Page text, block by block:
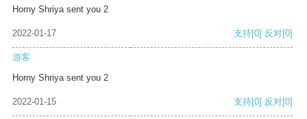
Horny Shriya sent you 2
2022-01-17 支持[0] 反对[0]
游客
Horny Shriya sent you 2
2022-01-15 支持[0] 反对[0]